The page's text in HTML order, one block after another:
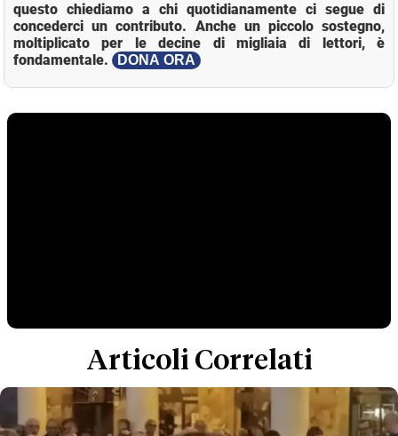
questo chiediamo a chi quotidianamente ci segue di
concederci un contributo. Anche un piccolo sostegno,
moltiplicato per le decine di migliaia di lettori, è
fondamentale.
DONA ORA
Articoli Correlati